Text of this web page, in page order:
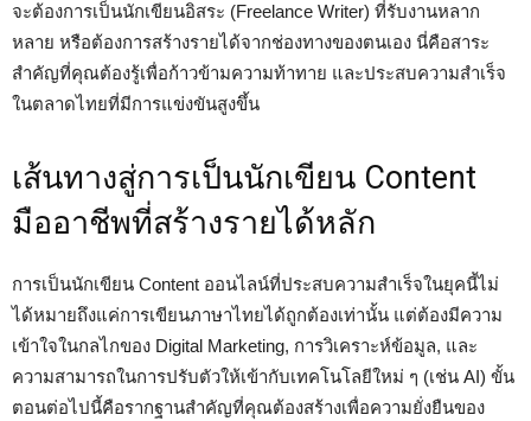
จะต้องการเป็นนักเขียนอิสระ (Freelance Writer) ที่รับงานหลาก
หลาย หรือต้องการสร้างรายได้จากช่องทางของตนเอง นี่คือสาระ
สำคัญที่คุณต้องรู้เพื่อก้าวข้ามความท้าทาย และประสบความสำเร็จ
ในตลาดไทยที่มีการแข่งขันสูงขึ้น
เส้นทางสู่การเป็นนักเขียน Content
มืออาชีพที่สร้างรายได้หลัก
การเป็นนักเขียน Content ออนไลน์ที่ประสบความสำเร็จในยุคนี้ไม่
ได้หมายถึงแค่การเขียนภาษาไทยได้ถูกต้องเท่านั้น แต่ต้องมีความ
เข้าใจในกลไกของ Digital Marketing, การวิเคราะห์ข้อมูล, และ
ความสามารถในการปรับตัวให้เข้ากับเทคโนโลยีใหม่ ๆ (เช่น AI) ขั้น
ตอนต่อไปนี้คือรากฐานสำคัญที่คุณต้องสร้างเพื่อความยั่งยืนของ